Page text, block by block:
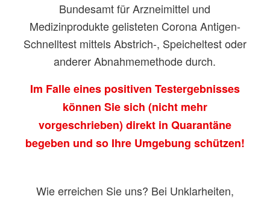
Bundesamt für Arzneimittel und
Medizinprodukte gelisteten Corona Antigen-
Schnelltest mittels Abstrich-, Speicheltest oder
anderer Abnahmemethode durch.
Im Falle eines positiven Testergebnisses
können Sie sich (nicht mehr
vorgeschrieben) direkt in Quarantäne
begeben und so Ihre Umgebung schützen!
Wie erreichen Sie uns? Bei Unklarheiten,